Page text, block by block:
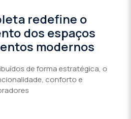
redefine o
dos espaços
modernos
de forma estratégica, o
conforto e